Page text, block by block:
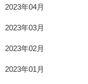
2023年04月
2023年03月
2023年02月
2023年01月